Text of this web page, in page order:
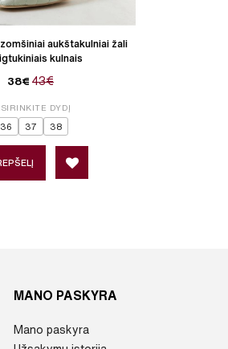
aukštakulniai žali
kulnais
38€ 43€
DYDĮ
36 37 38
MANO PASKYRA
Mano paskyra